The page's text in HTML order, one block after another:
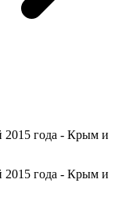
2015 года - Крым и
2015 года - Крым и